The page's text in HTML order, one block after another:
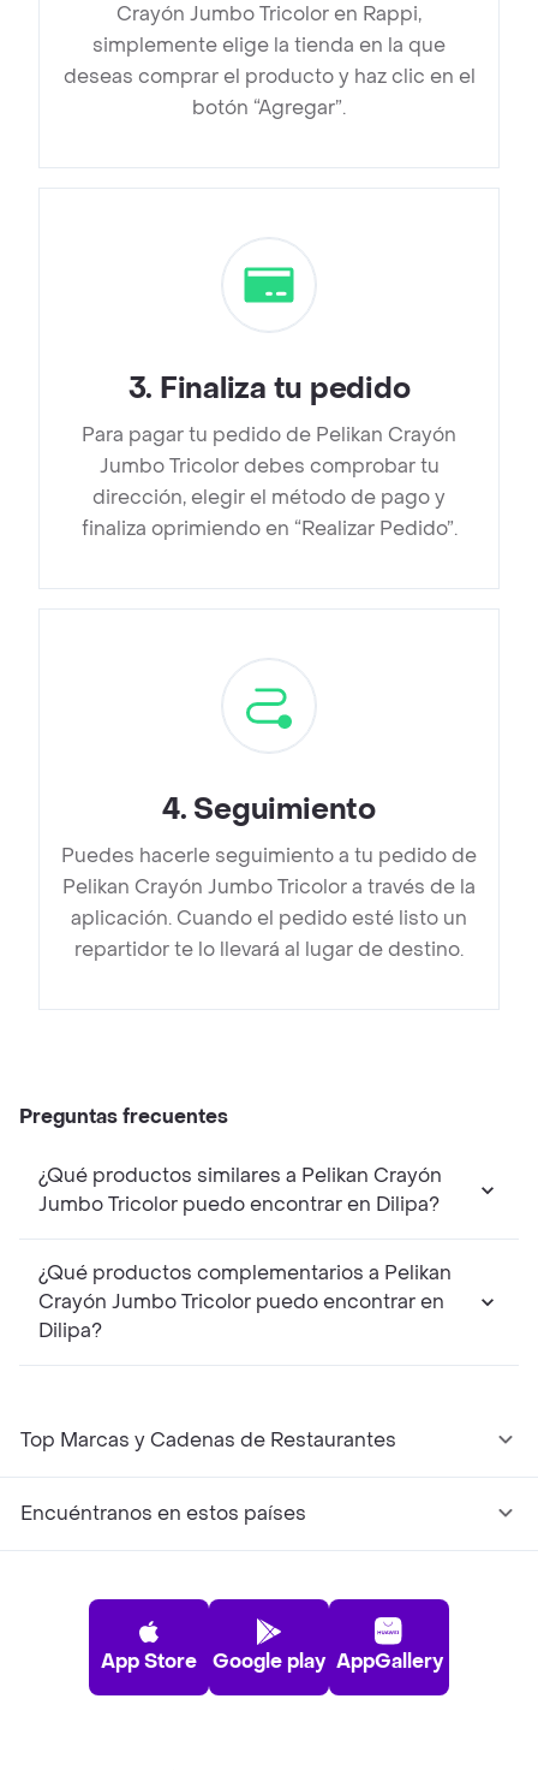
Crayón Jumbo Tricolor en Rappi,
simplemente elige la tienda en la que
deseas comprar el producto y haz clic en el
botón “Agregar”.
3. Finaliza tu pedido
Para pagar tu pedido de Pelikan Crayón
Jumbo Tricolor debes comprobar tu
dirección, elegir el método de pago y
finaliza oprimiendo en “Realizar Pedido”.
4. Seguimiento
Puedes hacerle seguimiento a tu pedido de
Pelikan Crayón Jumbo Tricolor a través de la
aplicación. Cuando el pedido esté listo un
repartidor te lo llevará al lugar de destino.
Preguntas frecuentes
¿Qué productos similares a Pelikan Crayón
Jumbo Tricolor puedo encontrar en Dilipa?
¿Qué productos complementarios a Pelikan
Crayón Jumbo Tricolor puedo encontrar en
Dilipa?
Top Marcas y Cadenas de Restaurantes
Encuéntranos en estos países
App Store Google play AppGallery